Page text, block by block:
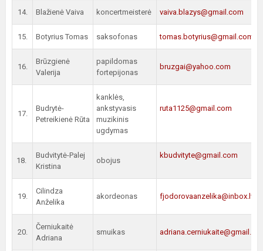
14. Blažienė Vaiva koncertmeisterė vaiva.blazys@gmail.com
15. Botyrius Tomas saksofonas tomas.botyrius@gmail.com
16.
Brūzgienė
Valerija
papildomas
fortepijonas
bruzgai@yahoo.com
17.
Budrytė-
Petreikienė Rūta
kanklės,
ankstyvasis
muzikinis
ugdymas
ruta1125@gmail.com
18.
Budvitytė-Palej
Kristina
obojus
kbudvityte@gmail.com
19.
Cilindza
Anželika
akordeonas fjodorovaanzelika@inbox.lv
20.
Černiukaitė
Adriana
smuikas